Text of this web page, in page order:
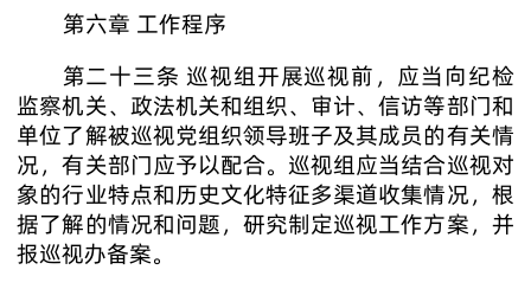
第六章 工作程序
第二十三条 巡视组开展巡视前，应当向纪检
监察机关、政法机关和组织、审计、信访等部门和
单位了解被巡视党组织领导班子及其成员的有关情
况，有关部门应予以配合。巡视组应当结合巡视对
象的行业特点和历史文化特征多渠道收集情况，根
据了解的情况和问题，研究制定巡视工作方案，并
报巡视办备案。